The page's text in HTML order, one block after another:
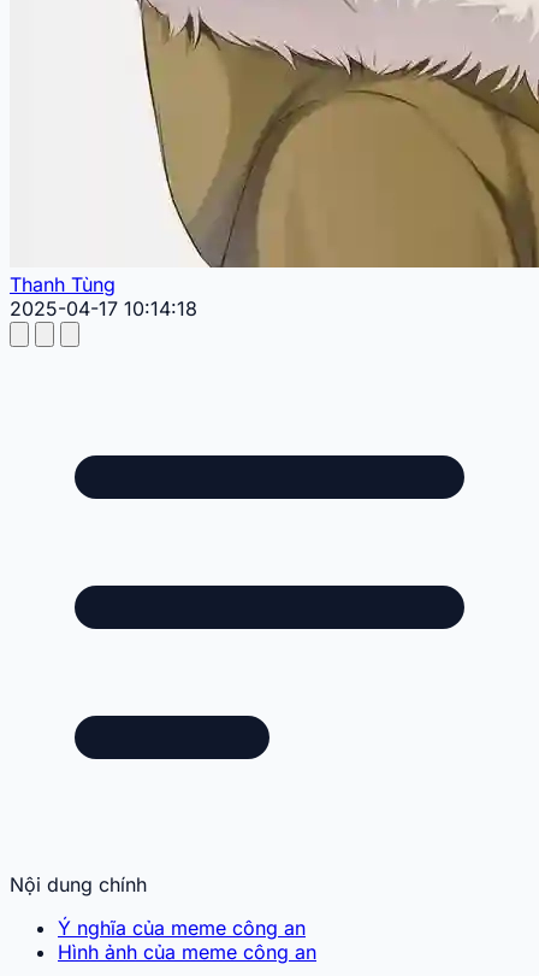
Thanh Tùng
2025-04-17 10:14:18
Nội dung chính
Ý nghĩa của meme công an
Hình ảnh của meme công an